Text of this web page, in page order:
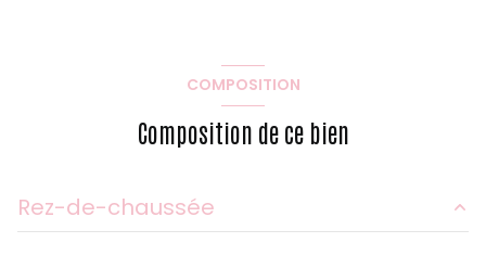
COMPOSITION
Composition de ce bien
Rez-de-chaussée